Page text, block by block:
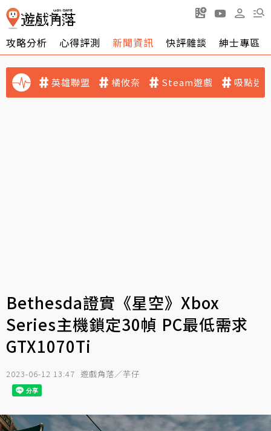
攻略分析 心得評測 新聞資訊 快評雜談 紳士專區
英雄聯盟 橘攸奈 Steam遊戲 吸點迷
Bethesda證實《星空》Xbox
Series主機鎖定30幀 PC最低需求
GTX1070Ti
2023-06-12 13:47 遊戲角落／芋仔